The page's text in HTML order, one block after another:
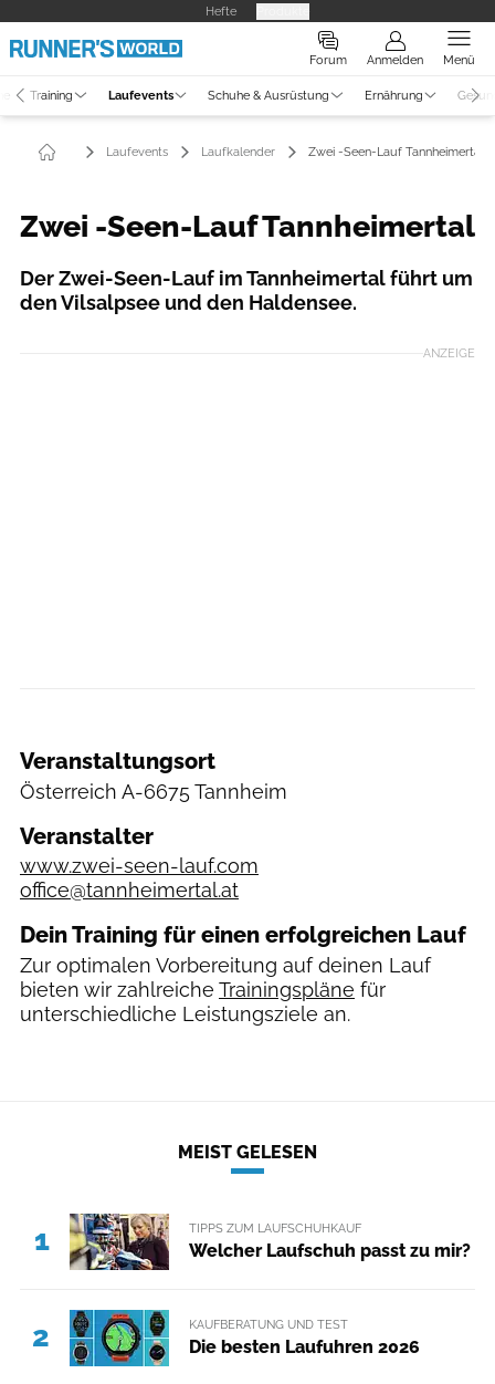
Hefte
Forum Anmelden Menü
Training Laufevents Schuhe & Ausrüstung Ernährung
Laufevents Laufkalender Zwei -Seen-Lauf Tannheimertal
Zwei -Seen-Lauf Tannheimertal
Der Zwei-Seen-Lauf im Tannheimertal führt um
den Vilsalpsee und den Haldensee.
ANZEIGE
Veranstaltungsort
Österreich A-6675 Tannheim
Veranstalter
www.zwei-seen-lauf.com
office@tannheimertal.at
Dein Training für einen erfolgreichen Lauf
Zur optimalen Vorbereitung auf deinen Lauf
bieten wir zahlreiche Trainingspläne für
unterschiedliche Leistungsziele an.
MEIST GELESEN
1 TIPPS ZUM LAUFSCHUHKAUF
Welcher Laufschuh passt zu mir?
2 KAUFBERATUNG UND TEST
Die besten Laufuhren 2026